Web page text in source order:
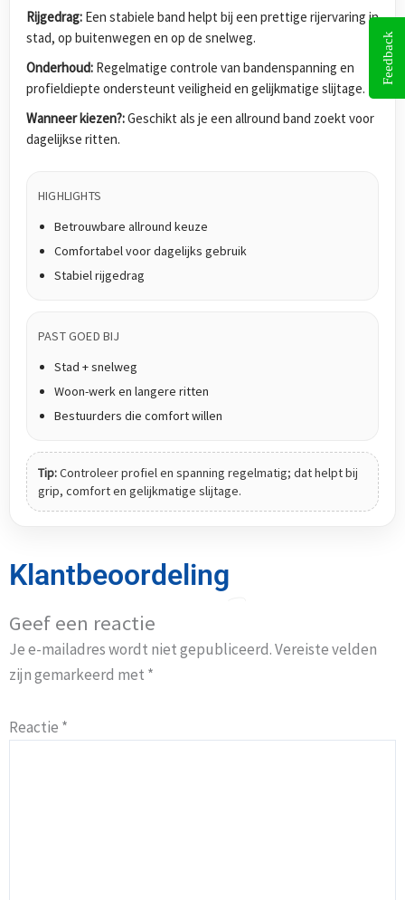
Rijgedrag: Een stabiele band helpt bij een prettige rijervaring in
stad, op buitenwegen en op de snelweg.
Onderhoud: Regelmatige controle van bandenspanning en
profieldiepte ondersteunt veiligheid en gelijkmatige slijtage.
Wanneer kiezen?:Geschikt als je een allround band zoekt voor
dagelijkse ritten.
HIGHLIGHTS
Betrouwbare allround keuze
Comfortabel voor dagelijks gebruik
Stabiel rijgedrag
PAST GOED BIJ
Stad + snelweg
Woon-werk en langere ritten
Bestuurders die comfort willen
Tip:Controleer profiel en spanning regelmatig; dat helpt bij
grip, comfort en gelijkmatige slijtage.
Klantbeoordeling
Geef een reactie
Je e-mailadres wordt niet gepubliceerd.Vereiste velden
zijn gemarkeerd met *
Reactie *
Feedback